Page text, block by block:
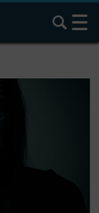
Hledat